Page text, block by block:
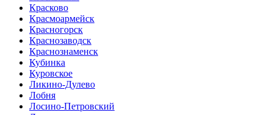
Красково
Красмоармейск
Красногорск
Краснозаводск
Краснознаменск
Кубинка
Куровское
Ликино-Дулево
Лобня
Лосино-Петровский